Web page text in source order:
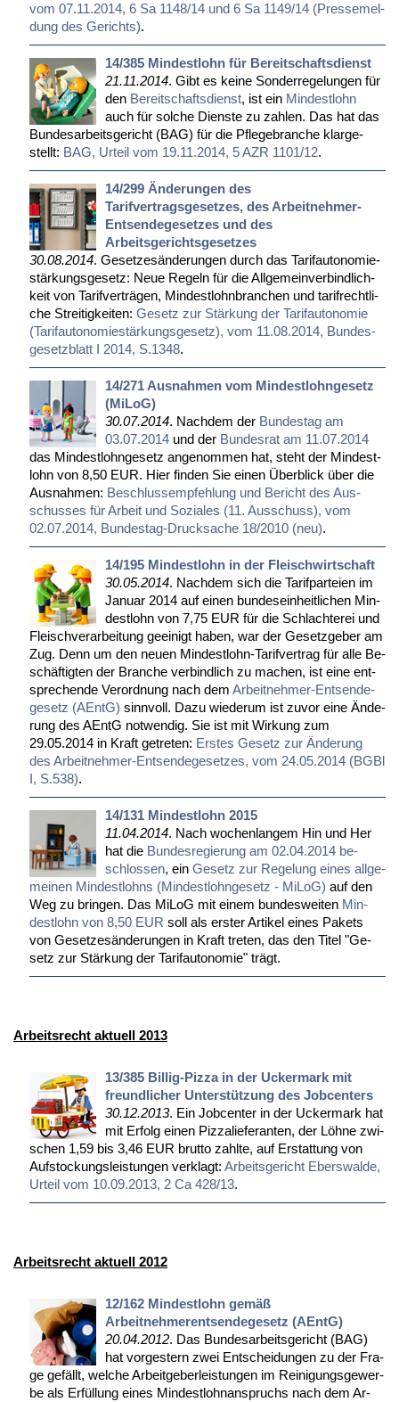
vom 07.11.2014, 6 Sa 1148/14 und 6 Sa 1149/14 (Pres­se­mel­
dung des Ge­richts).
14/385 Mindestlohn für Bereitschaftsdienst
21.11.2014. Gibt es kei­ne Son­der­re­ge­lun­gen für
den Be­reit­schafts­dienst, ist ein Min­dest­lohn
auch für sol­che Diens­te zu zah­len. Das hat das
Bun­des­ar­beits­ge­richt (BAG) für die Pfle­ge­bran­che klar­ge­
stellt: BAG, Ur­teil vom 19.11.2014, 5 AZR 1101/12.
14/299 Änderungen des
Tarifvertragsgesetzes, des Arbeitnehmer-
Entsendegesetzes und des
Arbeitsgerichtsgesetzes
30.08.2014. Ge­set­zes­än­de­run­gen durch das Ta­rif­au­to­no­mie­
stär­kungs­ge­setz: Neue Re­geln für die All­ge­mein­ver­bind­lich­
keit von Ta­rif­ver­trä­gen, Min­dest­lohn­bran­chen und ta­rif­recht­li­
che Strei­tig­kei­ten: Ge­setz zur Stär­kung der Ta­rif­au­to­no­mie
(Ta­rif­au­to­no­mie­stär­kungs­ge­setz), vom 11.08.2014, Bun­des­
ge­setz­blatt I 2014, S.1348.
14/271 Ausnahmen vom Mindestlohngesetz
(MiLoG)
30.07.2014. Nach­dem der Bun­des­tag am
03.07.2014 und der Bun­des­rat am 11.07.2014
das Min­dest­l­ohn­ge­setz an­ge­nom­men hat, steht der Min­dest­
lohn von 8,50 EUR. Hier fin­den Sie ei­nen Über­blick über die
Aus­nah­men: Be­schluss­emp­feh­lung und Be­richt des Aus­
schus­ses für Ar­beit und So­zia­les (11. Aus­schuss), vom
02.07.2014, Bun­des­tag-Druck­sa­che 18/2010 (neu).
14/195 Mindestlohn in der Fleischwirtschaft
30.05.2014. Nach­dem sich die Ta­rif­par­tei­en im
Ja­nu­ar 2014 auf ei­nen bun­des­ein­heit­li­chen Min­
dest­lohn von 7,75 EUR für die Schlach­te­rei und
Fleisch­ver­ar­bei­tung ge­ei­nigt ha­ben, war der Ge­setz­ge­ber am
Zug. Denn um den neu­en Min­dest­lohn-Ta­rif­ver­trag für al­le Be­
schäf­tig­ten der Bran­che ver­bind­lich zu ma­chen, ist ei­ne ent­
spre­chen­de Ver­ord­nung nach dem Ar­beit­neh­mer-Ent­sen­de­
ge­setz (AEntG) sinn­voll. Da­zu wie­der­um ist zu­vor ei­ne Än­de­
rung des AEntG not­wen­dig. Sie ist mit Wir­kung zum
29.05.2014 in Kraft ge­tre­ten: Ers­tes Ge­setz zur Än­de­rung
des Ar­beit­neh­mer-Ent­sen­de­ge­set­zes, vom 24.05.2014 (BGBl
I, S.538).
14/131 Mindestlohn 2015
11.04.2014. Nach wo­chen­lan­gem Hin und Her
hat die Bun­des­re­gie­rung am 02.04.2014 be­
schlos­sen, ein Ge­setz zur Re­ge­lung ei­nes all­ge­
mei­nen Min­dest­lohns (Min­dest­l­ohn­ge­setz - Mi­LoG) auf den
Weg zu brin­gen. Das Mi­LoG mit ei­nem bun­des­wei­ten Min­
dest­lohn von 8,50 EUR soll als ers­ter Ar­ti­kel ei­nes Pa­kets
von Ge­set­zes­än­de­run­gen in Kraft tre­ten, das den Ti­tel "Ge­
setz zur Stär­kung der Ta­rif­au­to­no­mie" trägt.
Arbeitsrecht aktuell 2013
13/385 Billig-Pizza in der Uckermark mit
freundlicher Unterstützung des Jobcenters
30.12.2013. Ein Job­cen­ter in der Ucker­mark hat
mit Er­folg ei­nen Piz­za­lie­fe­ran­ten, der Löh­ne zwi­
schen 1,59 bis 3,46 EUR brut­to zahl­te, auf Er­stat­tung von
Auf­sto­ckungs­leis­tun­gen ver­klagt: Ar­beits­ge­richt Ebers­wal­de,
Ur­teil vom 10.09.2013, 2 Ca 428/13.
Arbeitsrecht aktuell 2012
12/162 Mindestlohn gemäß
Arbeitnehmerentsendegesetz (AEntG)
20.04.2012. Das Bun­des­ar­beits­ge­richt (BAG)
hat vor­ges­tern zwei Ent­schei­dun­gen zu der Fra­
ge ge­fällt, wel­che Ar­beit­ge­ber­leis­tun­gen im Rei­ni­gungs­ge­wer­
be als Er­fül­lung ei­nes Min­dest­lohn­an­spruchs nach dem Ar­